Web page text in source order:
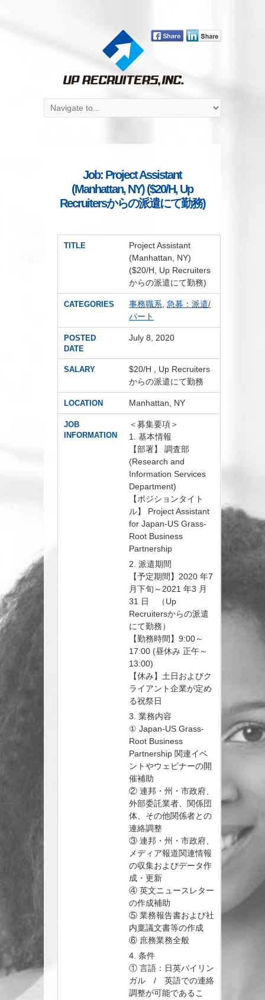
Job: Project Assistant
(Manhattan, NY) ($20/H, Up
Recruitersからの派遣にて勤務)
TITLE
Project Assistant
(Manhattan, NY)
($20/H, Up Recruiters
からの派遣にて勤務)
CATEGORIES 事務職系 ,急募：派遣/
パート
POSTED
DATE
July 8, 2020
SALARY
$20/H , Up Recruiters
からの派遣にて勤務
LOCATION Manhattan, NY
JOB
INFORMATION
＜募集要項＞
1. 基本情報
【部署】 調査部
(Research and
Information Services
Department)
【ポジションタイト
ル】 Project Assistant
for Japan-US Grass-
Root Business
Partnership
2. 派遣期間
【予定期間】2020 年7
月下旬～2021 年3 月
31 日 （Up
Recruitersからの派遣
にて勤務）
【勤務時間】9:00～
17:00 (昼休み 正午～
13:00)
【休み】土日およびク
ライアント企業が定め
る祝祭日
3. 業務内容
① Japan-US Grass-
Root Business
Partnership 関連イベ
ントやウェビナーの開
催補助
② 連邦・州・市政府、
外部委託業者、関係団
体、その他関係者との
連絡調整
③ 連邦・州・市政府、
メディア報道関連情報
の収集およびデータ作
成・更新
④ 英文ニュースレター
の作成補助
⑤ 業務報告書および社
内稟議文書等の作成
⑥ 庶務業務全般
4. 条件
① 言語：日英バイリン
ガル / 英語での連絡
調整が可能であるこ